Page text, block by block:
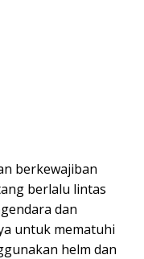
berkewajiban
berlalu lintas
dan
untuk mematuhi
helm dan